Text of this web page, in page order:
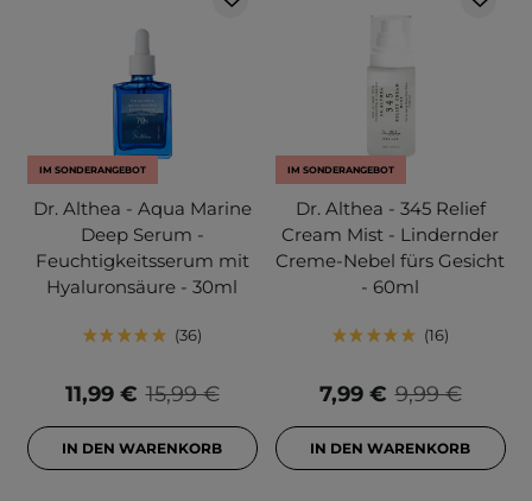
IM SONDERANGEBOT
Dr. Althea - Aqua Marine
Deep Serum -
Feuchtigkeitsserum mit
Hyaluronsäure - 30ml
36
15,99 €
11,99 €
IN DEN WARENKORB
IM SONDERANGEBOT
Dr. Althea - 345 Relief
Cream Mist - Lindernder
Creme-Nebel fürs Gesicht
- 60ml
16
9,99 €
7,99 €
IN DEN WARENKORB